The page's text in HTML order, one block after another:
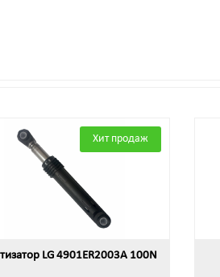
Хит продаж
LG 4901ER2003A 100N